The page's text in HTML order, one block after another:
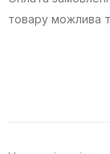
товару можлива